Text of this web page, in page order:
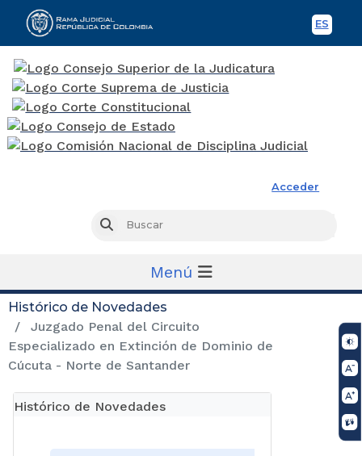
ES
Acceder
Buscar
Menú
Histórico de Novedades
Juzgado Penal del Circuito
Especializado en Extinción de Dominio de
Cúcuta - Norte de Santander
Histórico de Novedades